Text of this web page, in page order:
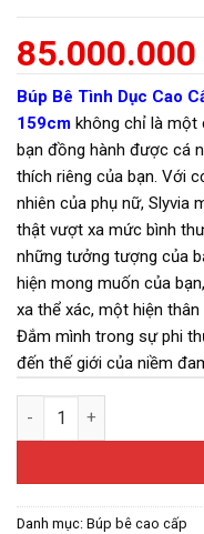
85.000.000
Búp Bê Tình Dục Cao
159cm không chỉ là một
bạn đồng hành được cá
thích riêng của bạn. Với
nhiên của phụ nữ, Slyvia
thật vượt xa mức bình
những tưởng tượng của
hiện mong muốn của
xa thể xác, một hiện
Đắm mình trong sự phi
đến thế giới của niềm
Búp bê thực thể giống
Danh mục: Búp bê cao cấp